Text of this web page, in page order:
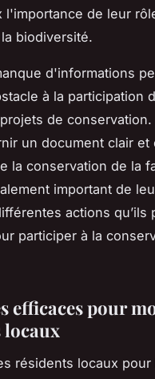
l'importance de leur
biodiversité.
d'informations
à la participation
de
un document clair et
la conservation de la
important de
actions qu’ils
participer à la
efficaces pour
locaux
résidents locaux pour